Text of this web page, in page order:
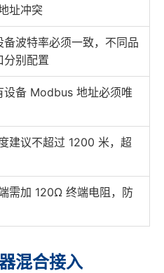
址冲突
备波特率必须一致，不同品
分别配置
设备 Modbus 地址必须唯
建议不超过 1200 米，超
需加 120Ω 终端电阻，防
混合接入